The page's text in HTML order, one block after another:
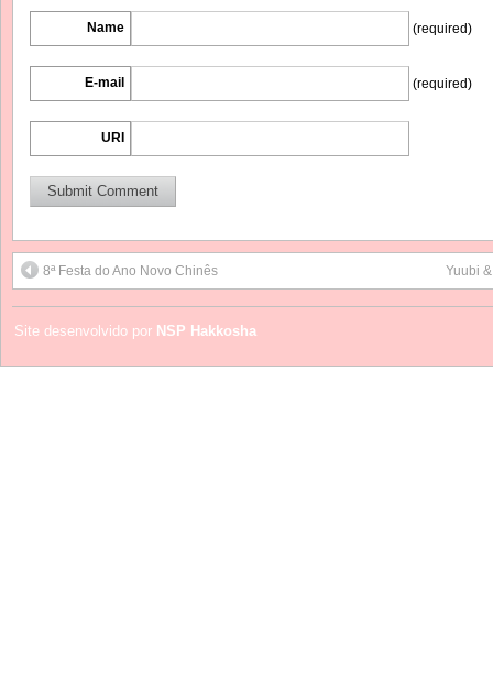
Name (required)
E-mail (required)
URI
8ª Festa do Ano Novo Chinês Yuubi
Site desenvolvido por NSP Hakkosha